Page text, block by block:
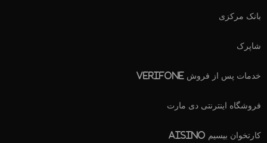
بانک مرکزی
شاپرک
خدمات پس از فروش Verifone
فروشگاه اینترنتی دی مارت
کارتخوان بیسیم Aisino